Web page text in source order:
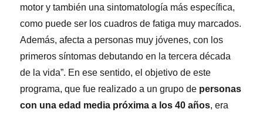
motor y también una sintomatología más específica,
como puede ser los cuadros de fatiga muy marcados.
Además, afecta a personas muy jóvenes, con los
primeros síntomas debutando en la tercera década
de la vida”. En ese sentido, el objetivo de este
programa, que fue realizado a un grupo de personas
con una edad media próxima a los 40 años, era